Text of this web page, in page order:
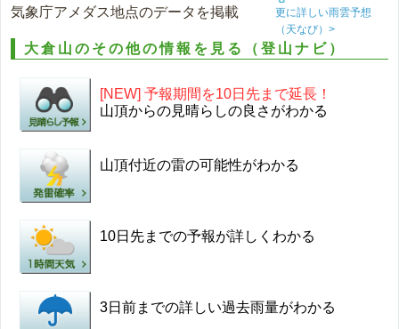
気象庁アメダス地点のデータを掲載
更に詳しい雨雲予想
（天なび）>
大倉山のその他の情報を見る（登山ナビ）
[NEW] 予報期間を10日先まで延長！
山頂からの見晴らしの良さがわかる
山頂付近の雷の可能性がわかる
10日先までの予報が詳しくわかる
3日前までの詳しい過去雨量がわかる